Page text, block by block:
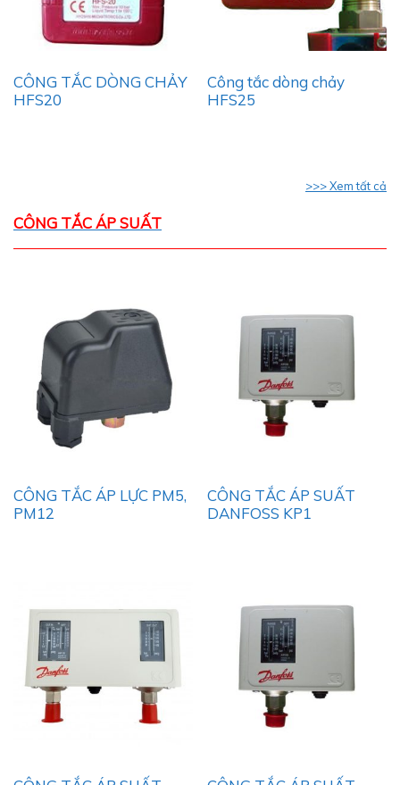
CÔNG TẮC DÒNG CHẢY
HFS20
Công tắc dòng chảy
HFS25
>>> Xem tất cả
CÔNG TẮC ÁP SUẤT
CÔNG TẮC ÁP LỰC PM5,
PM12
CÔNG TẮC ÁP SUẤT
DANFOSS KP1